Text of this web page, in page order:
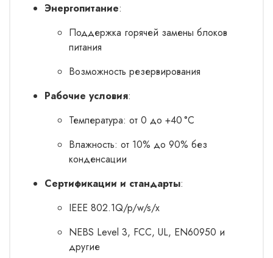
Энергопитание:
Поддержка горячей замены блоков
питания
Возможность резервирования
Рабочие условия:
Температура: от 0 до +40 °C
Влажность: от 10% до 90% без
конденсации
Сертификации и стандарты:
IEEE 802.1Q/p/w/s/x
NEBS Level 3, FCC, UL, EN60950 и
другие